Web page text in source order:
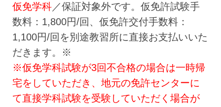
仮免学科／保証対象外です。仮免許試験手
数料：1,800円/回、仮免許交付手数料：
1,100円/回を別途教習所に直接お支払いいた
だきます。※
※仮免学科試験が3回不合格の場合は一時帰
宅をしていただき、地元の免許センターに
て直接学科試験を受験していただく場合が